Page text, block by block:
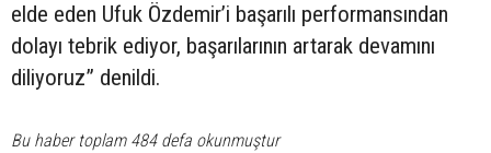
elde eden Ufuk Özdemir’i başarılı performansından
dolayı tebrik ediyor, başarılarının artarak devamını
diliyoruz” denildi.
Bu haber toplam 484 defa okunmuştur